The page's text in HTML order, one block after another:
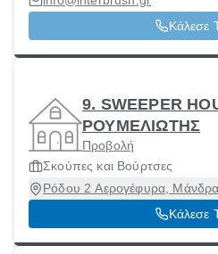
Κάλεσε
9. SWEEPER
ΡΟΥΜΕΛΙΩΤΗΣ
Προβολή
Σκούπες και Βούρτσες
Ρόδου 2 Αερογέφυρα,
Κάλεσε